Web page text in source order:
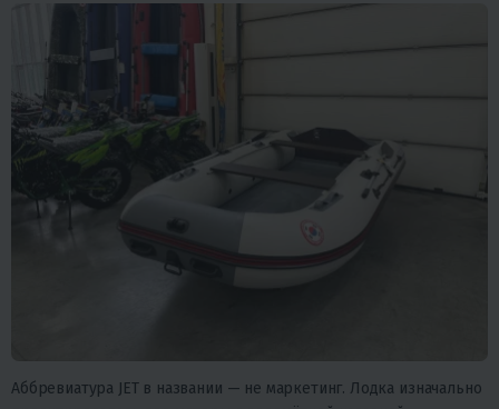
Аббревиатура JET в названии — не маркетинг. Лодка изначально